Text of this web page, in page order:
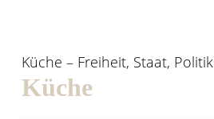
Küche – Freiheit, Staat, Politik
Küche